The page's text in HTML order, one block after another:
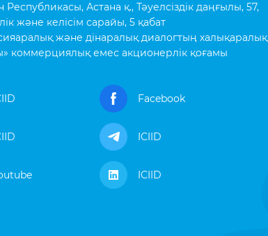
Республикасы, Астана қ., Тәуелсіздік даңғылы, 57,
және келісім сарайы, 5 қабат
және дінаралық диалогтың халықаралық
коммерциялық емес акционерлік қоғамы
Facebook
ICIID
ICIID